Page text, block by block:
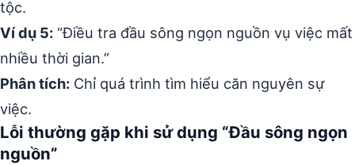
tộc.
Ví dụ 5: “Điều tra đầu sông ngọn nguồn vụ việc mất
nhiều thời gian.”
Phân tích: Chỉ quá trình tìm hiểu căn nguyên sự
việc.
Lỗi thường gặp khi sử dụng “Đầu sông ngọn
nguồn”